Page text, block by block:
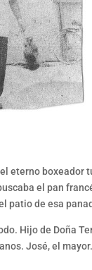
el eterno boxeador
el pan
patio de esa
Hijo de Doña
José, el